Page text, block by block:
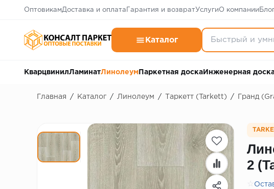
ОптовикамДоставка и оплата Гарантия и возвратУслугиО компании
Каталог
КварцвинилЛаминатЛинолеум Паркетная доска Инженерная
Главная / Каталог / Линолеум / Таркетт (Tarkett) / Гранд
2
☆